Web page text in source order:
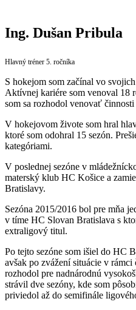
Ing. Dušan Pribula
Hlavný tréner 5. ročníka
S hokejom som začínal vo
Aktívnej kariére som venoval 18
som sa rozhodol venovať činnosti
V hokejovom živote som hral
ktoré som odohral 15 sezón.
kategóriami.
V poslednej sezóne v
materský klub HC Košice a
Bratislavy.
Sezóna 2015/2016 bol pre mňa
v tíme HC Slovan Bratislava s
extraligový titul.
Po tejto sezóne som išiel do HC
avšak po zvážení situácie v rámci
rozhodol pre nadnárodnú
strávil dve sezóny, kde som
priviedol až do semifinále